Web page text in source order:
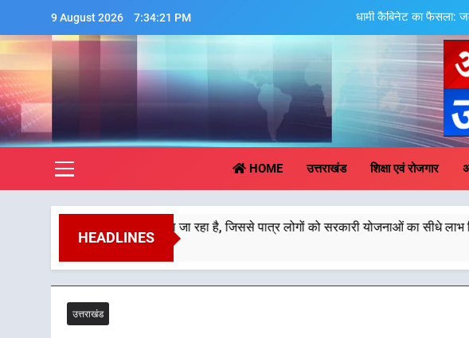
content
9 August 2026 7:34:22 PM
मुख्यमंत्री धामी ने कहा
मुख्यमंत्री धामी के
धामी कैबिनेट का फैसला:
मुख्यमंत्री धामी ने कहा
मुख्यमंत्री धामी के नेतृत्व
धामी कैबिनेट का फैसला:
Aage
HOME उत्तराखंड शिक्षा एवं रोजगार
HEADLINES
हस्तांतरण किया जा रहा है, जिससे पात्र लोगों को सरकारी योजनाओं का सीधे लाभ मिल रहा है
उत्तराखंड